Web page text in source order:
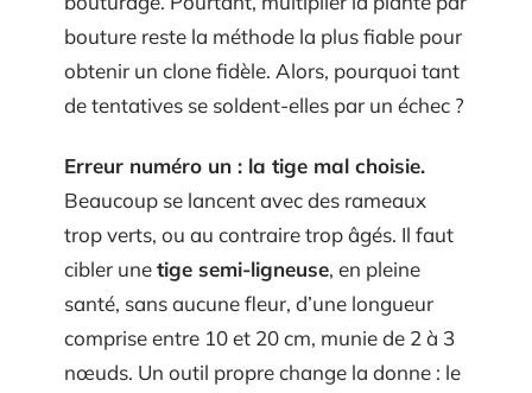
bouture reste la méthode la plus fiable pour
obtenir un clone fidèle. Alors, pourquoi tant
de tentatives se soldent-elles par un échec ?
Erreur numéro un : la tige mal choisie.
Beaucoup se lancent avec des rameaux
trop verts, ou au contraire trop âgés. Il faut
cibler unetige semi-ligneuse, en pleine
santé, sans aucune fleur, d’une longueur
comprise entre 10 et 20 cm, munie de 2 à 3
nœuds. Un outil propre change la donne : le